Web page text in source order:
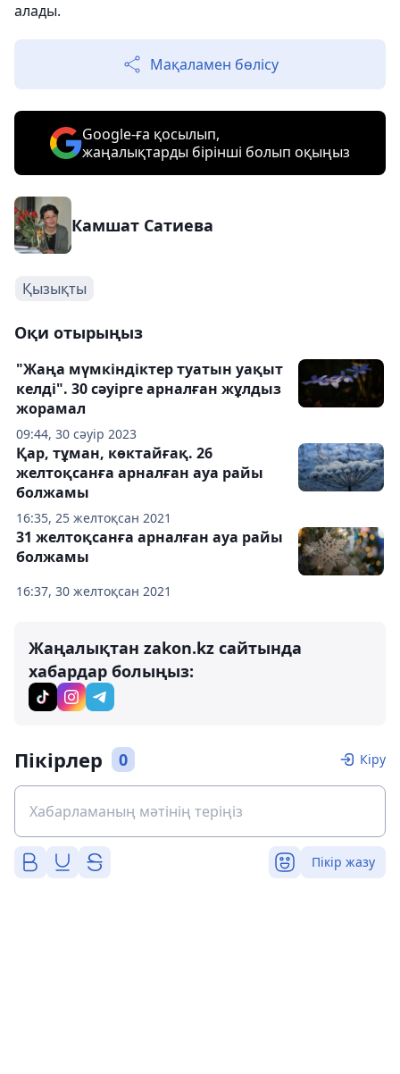
алады.
Мақаламен бөлісу
Google-ға қосылып,
жаңалықтарды бірінші болып оқыңыз
Камшат Сатиева
Қызықты
Оқи отырыңыз
09:44, 30 сәуір 2023
"Жаңа мүмкіндіктер туатын уақыт
келді". 30 сәуірге арналған жұлдыз
жорамал
16:35, 25 желтоқсан 2021
Қар, тұман, көктайғақ. 26
желтоқсанға арналған ауа райы
болжамы
16:37, 30 желтоқсан 2021
31 желтоқсанға арналған ауа райы
болжамы
Жаңалықтан zakon.kz сайтында
хабардар болыңыз:
Пікірлер 0 Кіру
Пікір жазу